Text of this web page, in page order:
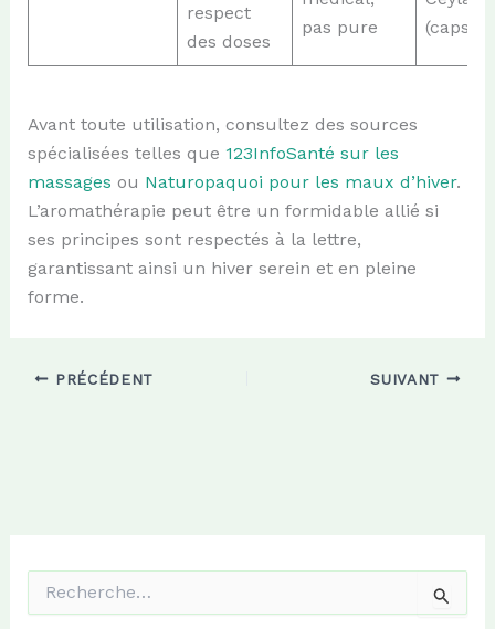
respect
des doses
pas pure
Avant toute utilisation, consultez des sources
spécialisées telles que 123InfoSanté sur les
massages ou Naturopaquoi pour les maux d’hiver.
L’aromathérapie peut être un formidable allié si
ses principes sont respectés à la lettre,
garantissant ainsi un hiver serein et en pleine
forme.
PRÉCÉDENT SUIVANT